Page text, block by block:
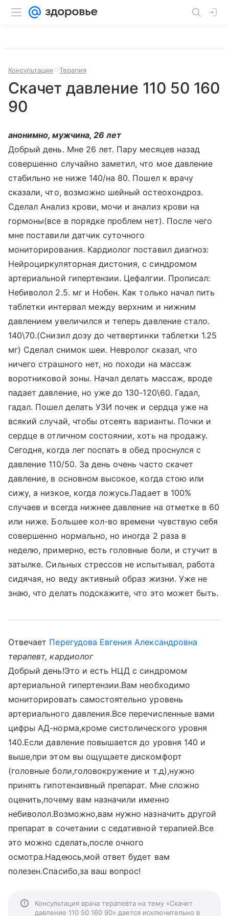
Консультации Терапия
Скачет давление 110 50 160
90
анонимно, мужчина, 26 лет
Добрый день. Мне 26 лет. Пару месяцев назад
совершенно случайно заметил, что мое давление
стабильно не ниже 140/на 80. Пошел к врачу
сказали, что, возможно шейный остеохондроз.
Сделал Анализ крови, мочи и анализ крови на
гормоны(все в порядке проблем нет). После чего
мне поставили датчик суточного
мониторирования. Кардиолог поставил диагноз:
Нейроциркуляторная дистония, с синдромом
артериальной гипертензии. Цефалгии. Прописал:
Небиволол 2.5. мг и Нобен. Как только начал пить
таблетки интервал между верхним и нижним
давлением увеличился и теперь давление стало.
140\70.(Снизил дозу до четвертинки таблетки 1.25
мг) Сделал снимок шеи. Невролог сказал, что
ничего страшного нет, но походи на массаж
воротниковой зоны. Начал делать массаж, вроде
падает давление, но уже до 130-120\60. Гадал,
гадал. Пошел делать УЗИ почек и сердца уже на
всякий случай, чтобы отсеять варианты. Почки и
сердце в отличном состоянии, хоть на продажу.
Сегодня, когда лег поспать в обед проснулся с
давление 110/50. За день очень часто скачет
давление, в основном высокое, когда стою или
сижу, а низкое, когда ложусь.Падает в 100%
случаев и всегда нижнее давление на отметке в 60
или ниже. Большее кол-во времени чувствую себя
совершенно нормально, но иногда 2 раза в
неделю, примерно, есть головные боли, и стучит в
затылке. Сильных стрессов не испытывал, работа
сидячая, но веду активный образ жизни. Уже не
знаю, что делать подскажите, что это может быть.
Отвечает Перегудова Евгения Александровна
терапевт, кардиолог
Добрый день!Это и есть НЦД с синдромом
артериальной гипертензии.Вам необходимо
мониторировать самостоятельно уровень
артериального давления.Все перечисленные вами
цифры АД-норма,кроме систолического уровня
140.Если давление повышается до уровня 140 и
выше,при этом вы ощущаете дискомфорт
(головные боли,головокружение и т.д),нужно
принять гипотензивный препарат. Мне сложно
оценить,почему вам назначили именно
небиволол.Возможно,вам нужно назначить другой
препарат в сочетании с седативной терапией.Все
это можно сделать,после очного
осмотра.Надеюсь,мой ответ будет вам
полезен.Спасибо,за ваш вопрос!
Консультация врача терапевта на тему «Скачет
давление 110 50 160 90» дается исключительно в